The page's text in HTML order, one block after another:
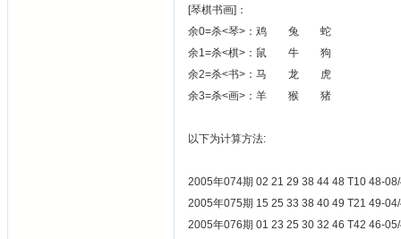
[琴棋书画]：
余0=杀<琴>：鸡 兔 蛇
余1=杀<棋>：鼠 牛 狗
余2=杀<书>：马 龙 虎
余3=杀<画>：羊 猴 猪
以下为计算方法:
2005年074期 02 21 29 38 44 48 T10
2005年075期 15 25 33 38 40 49 T21
2005年076期 01 23 25 30 32 46 T42